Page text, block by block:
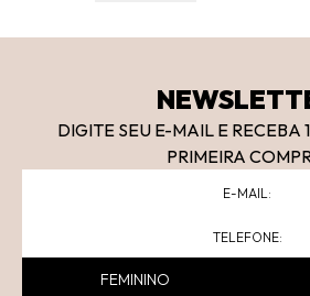
DIGITE SEU E-MAIL E RECEBA
PRIMEIRA
FEMININO